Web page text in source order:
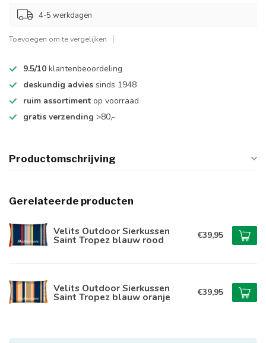
4-5 werkdagen
Toevoegen om te vergelijken
9.5/10 klantenbeoordeling
deskundig advies sinds 1948
ruim assortiment op voorraad
gratis verzending >80,-
Productomschrijving
Gerelateerde producten
Velits Outdoor Sierkussen
Saint Tropez blauw rood €39,95
Velits Outdoor Sierkussen
Saint Tropez blauw oranje €39,95